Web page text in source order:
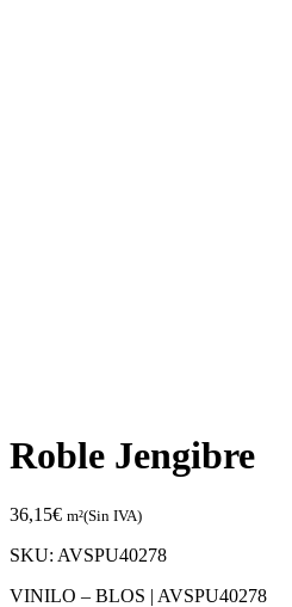
Roble Jengibre
36,15€ m²(Sin IVA)
SKU: AVSPU40278
VINILO – BLOS | AVSPU40278